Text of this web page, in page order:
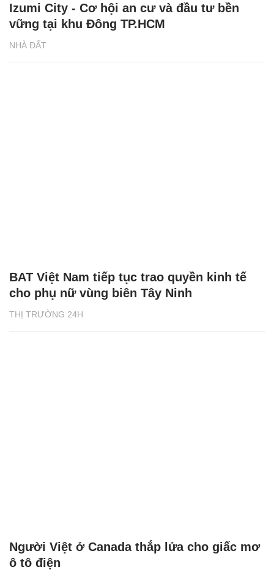
NHÀ ĐẤT
Izumi City - Cơ hội an cư và đầu tư bền
vững tại khu Đông TP.HCM
THỊ TRƯỜNG 24H
BAT Việt Nam tiếp tục trao quyền kinh tế
cho phụ nữ vùng biên Tây Ninh
Người Việt ở Canada thắp lửa cho giấc mơ
ô tô điện